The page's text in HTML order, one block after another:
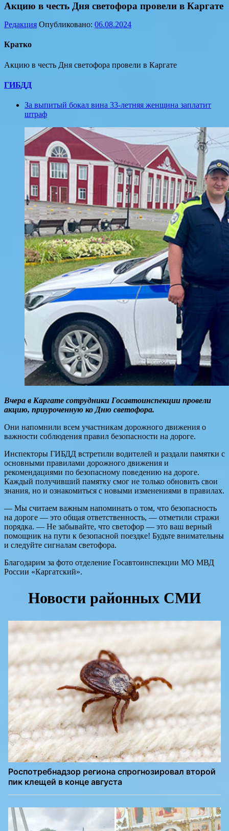
Акцию в честь Дня светофора провели в Каргате
Редакция Опубликовано: 06.08.2024
Кратко
Акцию в честь Дня светофора провели в Каргате
ГИБДД
За выпитый бокал вина 33-летняя женщина заплатит
штраф
Вчера в Каргате сотрудники Госавтоинспекции провели
акцию, приуроченную ко Дню светофора.
Они напомнили всем участникам дорожного движения о
важности соблюдения правил безопасности на дороге.
Инспекторы ГИБДД встретили водителей и раздали памятки с
основными правилами дорожного движения и
рекомендациями по безопасному поведению на дороге.
Каждый получивший памятку смог не только обновить свои
знания, но и ознакомиться с новыми изменениями в правилах.
— Мы считаем важным напоминать о том, что безопасность
на дороге — это общая ответственность, — отметили стражи
порядка. — Не забывайте, что светофор — это ваш верный
помощник на пути к безопасной поездке! Будьте внимательны
и следуйте сигналам светофора.
Благодарим за фото отделение Госавтоинспекции МО МВД
России «Каргатский».